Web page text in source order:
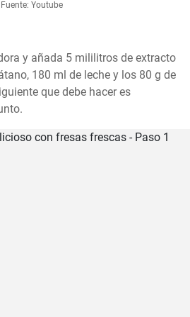
Fuente: Youtube
y añada 5 mililitros de extracto
180 ml de leche y los 80 g de
que debe hacer es